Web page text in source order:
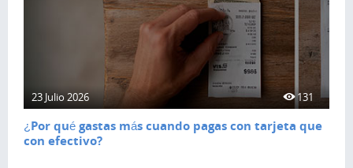
23 Julio 2026 131
¿Por qué gastas más cuando pagas con tarjeta que
con efectivo?